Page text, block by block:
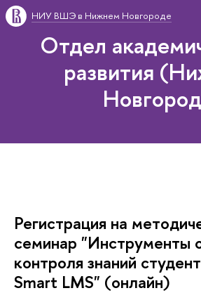
НИУ ВШЭ в Нижнем Новгороде
Отдел
развития
Регистрация на
семинар "Инструменты
контроля знаний
Smart LMS" (онлайн)